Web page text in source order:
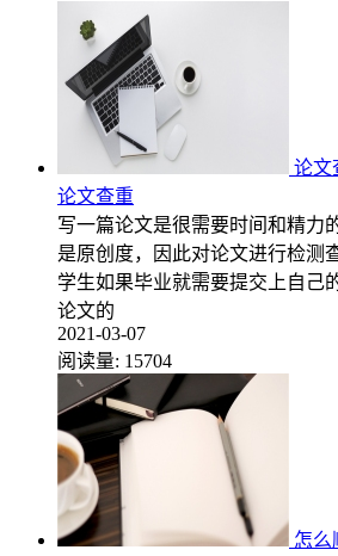
论文
论文查重
写一篇论文是很需要时间和精力
是原创度，因此对论文进行检测
学生如果毕业就需要提交上自己
论文的
2021-03-07
阅读量: 15704
怎么